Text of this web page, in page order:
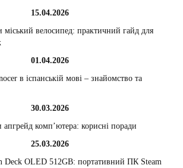
15.04.2026
міський велосипед: практичний гайд для
01.04.2026
в іспанській мові – знайомство та
30.03.2026
апгрейд комп’ютера: корисні поради
25.03.2026
Deck OLED 512GB: портативний ПК Steam